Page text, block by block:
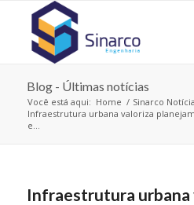
Blog - Últimas notícias
Você está aqui: Home / Sinarco
Infraestrutura urbana valoriza
e...
Infraestrutura urbana